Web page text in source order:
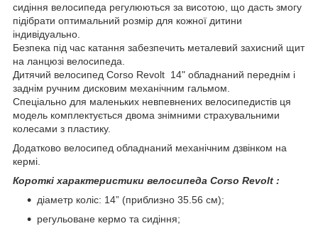
сидіння велосипеда регулюються за висотою, що дасть змогу
підібрати оптимальний розмір для кожної дитини
індивідуально.
Безпека під час катання забезпечить металевий захисний щит
на ланцюзі велосипеда.
Дитячий велосипед Corso Revolt 14" обладнаний переднім і
заднім ручним дисковим механічним гальмом.
Спеціально для маленьких невпевнених велосипедистів ця
модель комплектується двома знімними страхувальними
колесами з пластику.
Додатково велосипед обладнаний механічним дзвінком на
кермі.
Короткі характеристики велосипеда Corso Revolt :
діаметр коліс: 14” (приблизно 35.56 см);
регульоване кермо та сидіння;